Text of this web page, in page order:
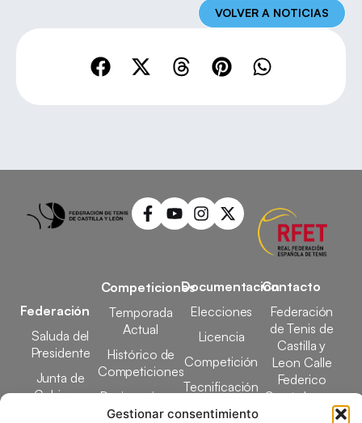
Gestionar consentimiento
VOLVER A NOTICIAS
Federación
Saluda del
Presidente
Junta de
Gobierno
Competiciones
Temporada
Actual
Histórico de
Competiciones
Designaciones
Arbitrales
Documentación
Elecciones
Licencia
Competición
Tecnificación
Docencia
Contacto
Federación
de Tenis de
Castilla y
Leon Calle
Federico
García Lorca,